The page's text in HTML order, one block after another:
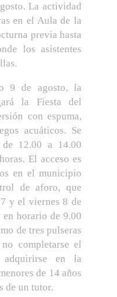
La actividad
en el Aula de la
previa hasta
los asistentes
9 de agosto, la
la Fiesta del
con espuma,
acuáticos. Se
12.00 a 14.00
El acceso es
en el municipio
de aforo, que
y el viernes 8 de
horario de 9.00
de tres pulseras
completarse el
adquirirse en la
de 14 años
de un tutor.